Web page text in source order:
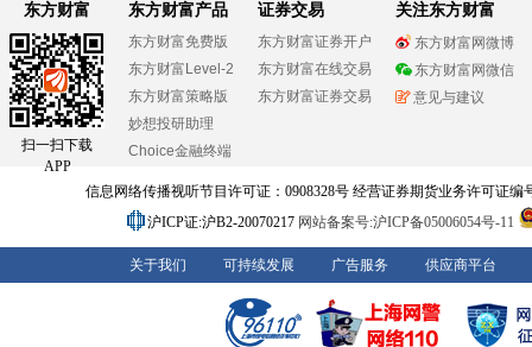
东方财富
扫一扫下载
APP
东方财富产品
东方财富免费版
东方财富Level-2
东方财富策略版
妙想投研助理
Choice金融终端
证券交易
东方财富证券开户
东方财富在线交易
东方财富证券交易
关注东方财富
东方财富网微博
东方财富网微信
意见与建议
信息网络传播视听节目许可证：0908328号 经营证券期货业务许可证编
沪ICP证:沪B2-20070217 网站备案号:沪ICP备05006054号-11
关于我们 可持续发展 广告服务 供应商平台